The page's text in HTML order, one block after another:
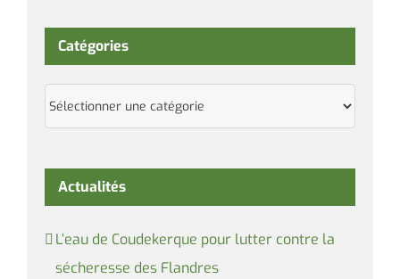
Catégories
Catégories
Actualités
L’eau de Coudekerque pour lutter contre la
sécheresse des Flandres